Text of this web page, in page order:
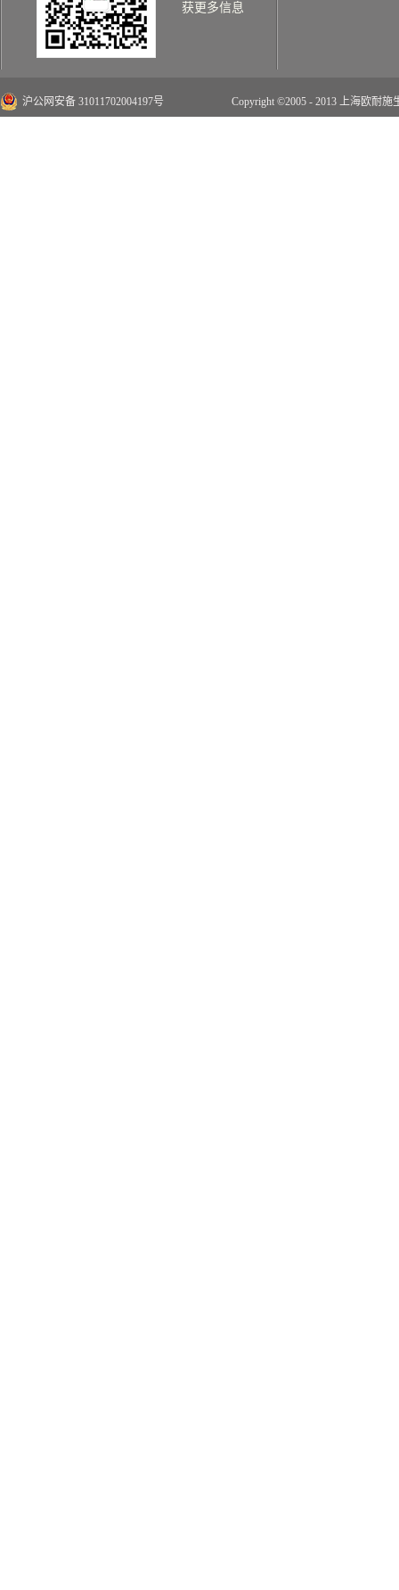
获更多信息
沪公网安备 31011702004197号 Copyright ©2005 - 2013 上海欧耐施